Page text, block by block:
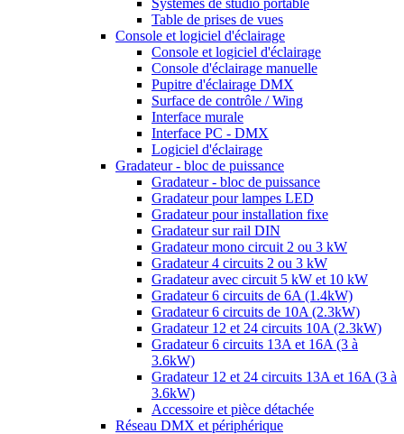
Systèmes de studio portable
Table de prises de vues
Console et logiciel d'éclairage
Console et logiciel d'éclairage
Console d'éclairage manuelle
Pupitre d'éclairage DMX
Surface de contrôle / Wing
Interface murale
Interface PC - DMX
Logiciel d'éclairage
Gradateur - bloc de puissance
Gradateur - bloc de puissance
Gradateur pour lampes LED
Gradateur pour installation fixe
Gradateur sur rail DIN
Gradateur mono circuit 2 ou 3 kW
Gradateur 4 circuits 2 ou 3 kW
Gradateur avec circuit 5 kW et 10 kW
Gradateur 6 circuits de 6A (1.4kW)
Gradateur 6 circuits de 10A (2.3kW)
Gradateur 12 et 24 circuits 10A (2.3kW)
Gradateur 6 circuits 13A et 16A (3 à
3.6kW)
Gradateur 12 et 24 circuits 13A et 16A (3 à
3.6kW)
Accessoire et pièce détachée
Réseau DMX et périphérique